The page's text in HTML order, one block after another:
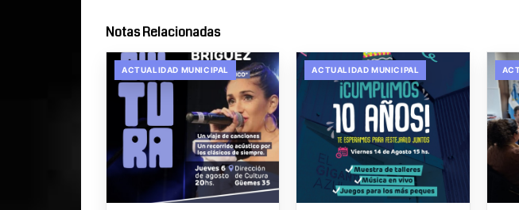
Notas Relacionadas
ACTUALIDAD MUNICIPAL ACTUALIDAD MUNICIPAL